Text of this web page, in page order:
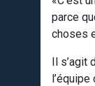
parce
choses
Il s’agit
l’équipe